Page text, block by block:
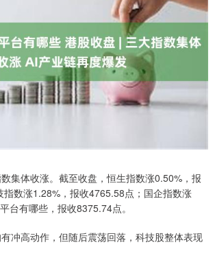
体收涨。截至收盘，恒生指数涨0.50%，报
数涨1.28%，报收4765.58点；国企指数涨
台有哪些，报收8375.74点。
高动作，但随后震荡回落，科技股整体表现